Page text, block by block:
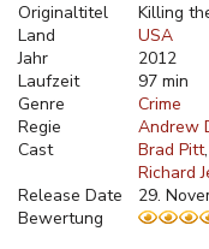
Originaltitel
Killing
Land
USA
Jahr
2012
Laufzeit
97 min
Genre
Crime
Regie
Andrew
Cast
Brad Pitt
Richard
Release Date
29.
Bewertung